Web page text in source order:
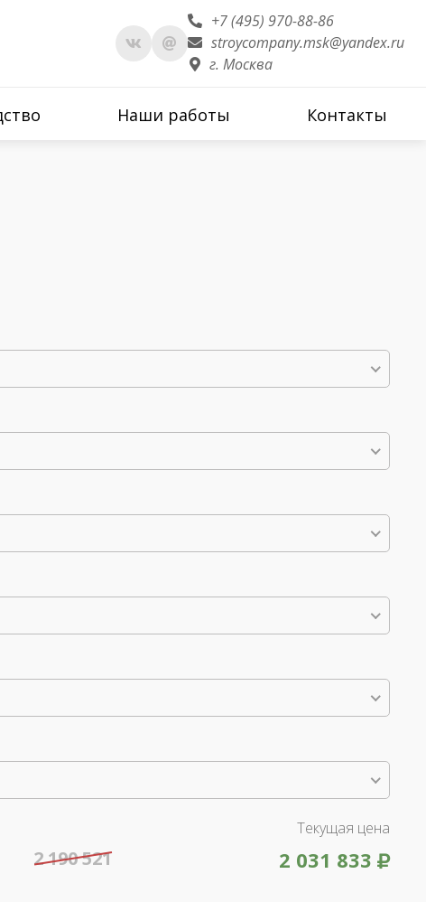
+7 (495) 970-88-86
stroycompany.msk@yandex.ru
г. Москва
Наши работы Контакты
Текущая цена
2 031 833
2 190 521